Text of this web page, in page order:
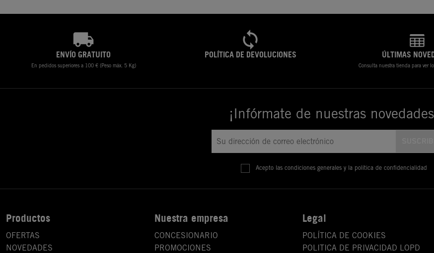
ENVÍO GRATUITO
En pedidos superiores a 100 € (Peso máx. 5 Kg)
POLÍTICA DE DEVOLUCIONES ÚLTIMAS
Consulta nuestra tienda para ver
¡Infórmate de nuestras
Acepto las condiciones generales y la política de confidencialidad
Productos
OFERTAS
NOVEDADES
Nuestra empresa
CONCESIONARIO
PROMOCIONES
Legal
POLÍTICA DE COOKIES
POLITICA DE PRIVACIDAD LOPD